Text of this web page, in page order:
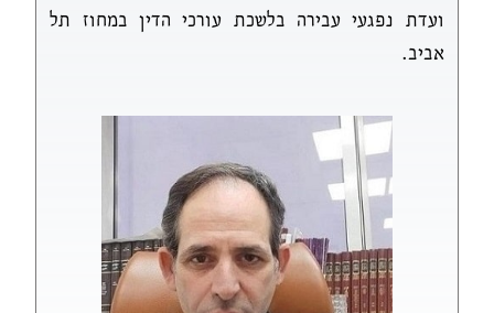
ועדת נפגעי עבירה בלשכת עורכי הדין במחוז תל
אביב.